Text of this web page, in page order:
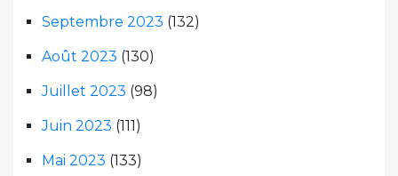
Septembre 2023 (132)
Août 2023 (130)
Juillet 2023 (98)
Juin 2023 (111)
Mai 2023 (133)